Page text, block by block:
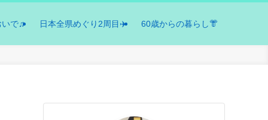
いで♫ 日本全県めぐり2周目✈️ 60歳からの暮らし👘